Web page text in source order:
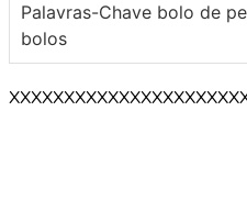
Palavras-Chave bolo de
bolos